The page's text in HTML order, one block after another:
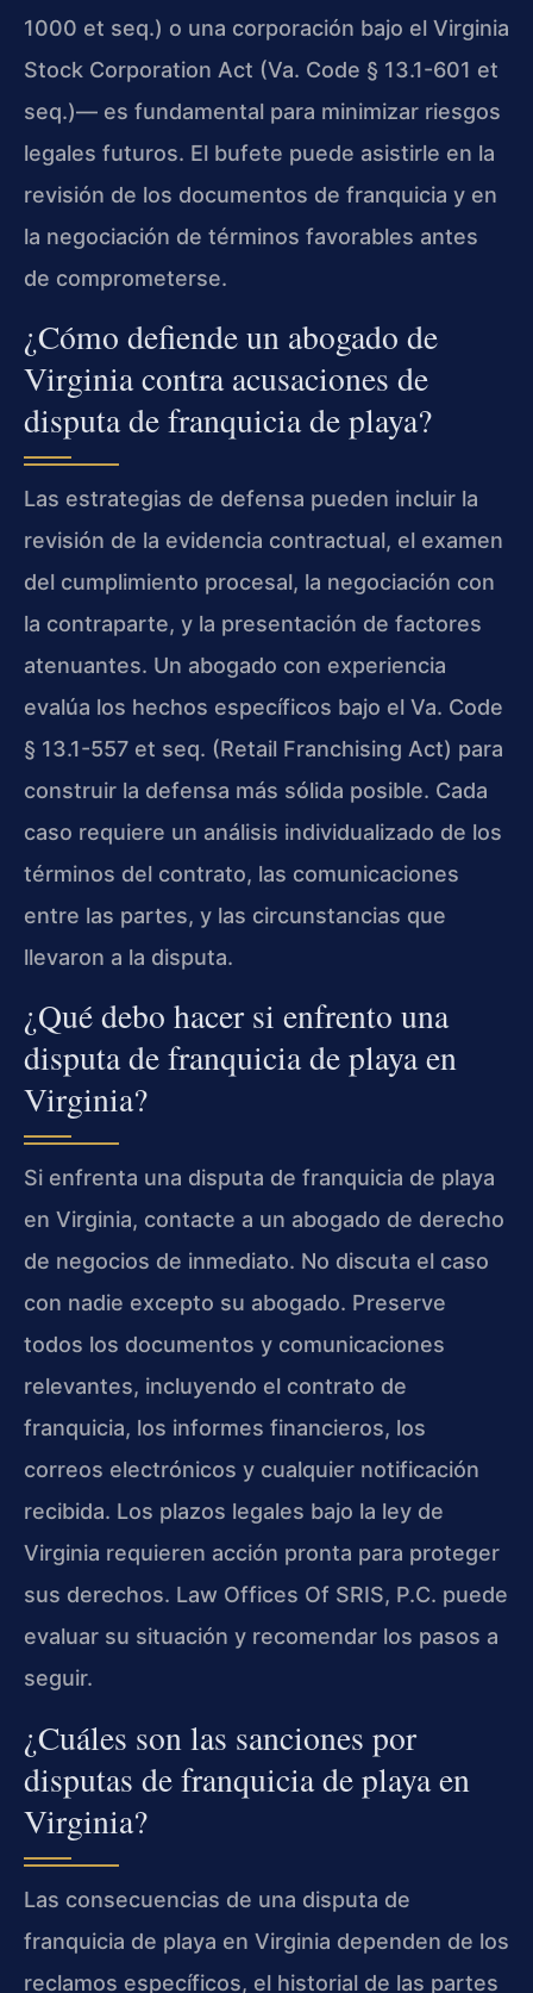
1000 et seq.) o una corporación bajo el Virginia
Stock Corporation Act (Va. Code § 13.1-601 et
seq.)— es fundamental para minimizar riesgos
legales futuros. El bufete puede asistirle en la
revisión de los documentos de franquicia y en
la negociación de términos favorables antes
de comprometerse.
¿Cómo defiende un abogado de
Virginia contra acusaciones de
disputa de franquicia de playa?
Las estrategias de defensa pueden incluir la
revisión de la evidencia contractual, el examen
del cumplimiento procesal, la negociación con
la contraparte, y la presentación de factores
atenuantes. Un abogado con experiencia
evalúa los hechos específicos bajo el Va. Code
§ 13.1-557 et seq. (Retail Franchising Act) para
construir la defensa más sólida posible. Cada
caso requiere un análisis individualizado de los
términos del contrato, las comunicaciones
entre las partes, y las circunstancias que
llevaron a la disputa.
¿Qué debo hacer si enfrento una
disputa de franquicia de playa en
Virginia?
Si enfrenta una disputa de franquicia de playa
en Virginia, contacte a un abogado de derecho
de negocios de inmediato. No discuta el caso
con nadie excepto su abogado. Preserve
todos los documentos y comunicaciones
relevantes, incluyendo el contrato de
franquicia, los informes financieros, los
correos electrónicos y cualquier notificación
recibida. Los plazos legales bajo la ley de
Virginia requieren acción pronta para proteger
sus derechos. Law Offices Of SRIS, P.C. puede
evaluar su situación y recomendar los pasos a
seguir.
¿Cuáles son las sanciones por
disputas de franquicia de playa en
Virginia?
Las consecuencias de una disputa de
franquicia de playa en Virginia dependen de los
reclamos específicos, el historial de las partes